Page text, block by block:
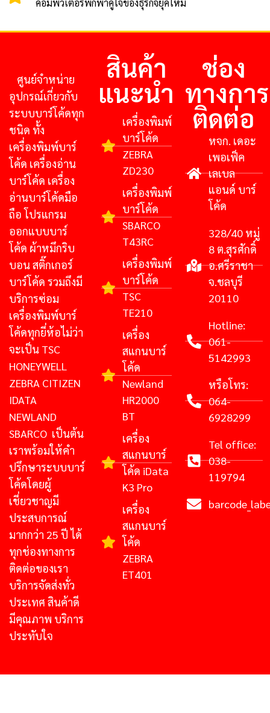
คอมพิวเตอร์พกพาคู่ใจของธุรกิจยุคใหม่
ศูนย์จําหน่าย
อุปกรณ์เกี่ยวกับ
ระบบบาร์โค้ดทุก
ชนิด ทั้ง
เครื่องพิมพ์บาร์
โค้ด เครื่องอ่าน
บาร์โค้ด เครื่อง
อ่านบาร์โค้ดมือ
ถือ โปรแกรม
ออกแบบบาร์
โค้ด ผ้าหมึกริบ
บอน สติ๊กเกอร์
บาร์โค้ด รวมถึงมี
บริการซ่อม
เครื่องพิมพ์บาร์
โค้ดทุกยี่ห้อไม่ว่า
จะเป็น TSC
HONEYWELL
ZEBRA CITIZEN
IDATA
NEWLAND
SBARCO เป็นต้น
เราพร้อมให้คำ
ปรึกษาระบบบาร์
โค้ดโดยผู้
เชี่ยวชาญมี
ประสบการณ์
มากกว่า 25 ปี ได้
ทุกช่องทางการ
ติดต่อของเรา
บริการจัดส่งทั่ว
ประเทศ สินค้าดี
มีคุณภาพ บริการ
ประทับใจ
สินค้า
แนะนำ
เครื่องพิมพ์
บาร์โค้ด
ZEBRA
ZD230
เครื่องพิมพ์
บาร์โค้ด
SBARCO
T43RC
เครื่องพิมพ์
บาร์โค้ด
TSC
TE210
เครื่อง
สแกนบาร์
โค้ด
Newland
HR2000
BT
เครื่อง
สแกนบาร์
โค้ด iData
K3 Pro
เครื่อง
สแกนบาร์
โค้ด
ZEBRA
ET401
ช่อง
ทางการ
ติดต่อ
หจก. เดอะ
เพอเฟ็ค
เลเบล
แอนด์ บาร์
โค้ด
328/40 หมู่
8 ต.สุรศักดิ์
อ.ศรีราชา
จ.ชลบุรี
20110
Hotline:
061-
5142993
หรือโทร:
064-
6928299
Tel office:
038-
119794